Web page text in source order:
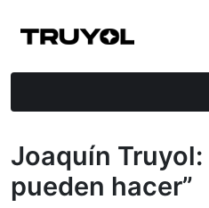
Todo Lo Que Puedes
Joaquín
pueden hacer”